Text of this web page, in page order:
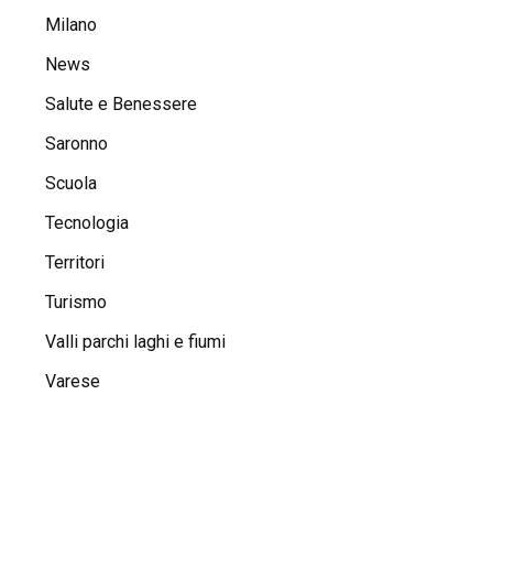
Milano
News
Salute e Benessere
Saronno
Scuola
Tecnologia
Territori
Turismo
Valli parchi laghi e fiumi
Varese